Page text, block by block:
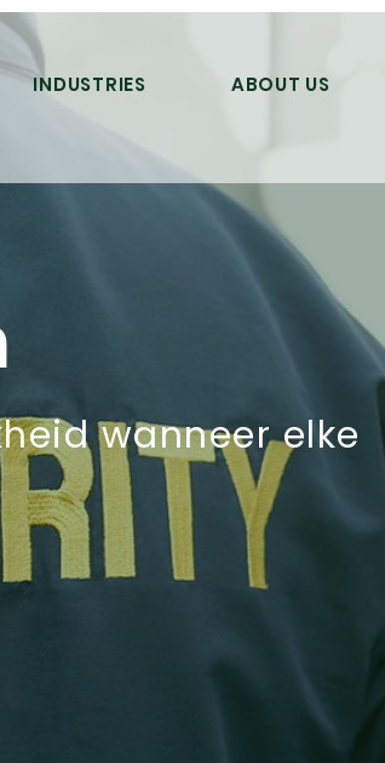
INDUSTRIES ABOUT US
wanneer elke